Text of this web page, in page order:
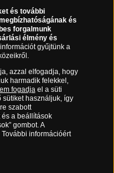
9.00 és 17.00 óra között,
és további
és
forgalmunk
élmény és
gyűjtünk a
azzal elfogadja, hogy
harmadik felekkel,
fogadjael a süti
sütiket használjuk, így
szabott
a beállítások
gombot. A
információért